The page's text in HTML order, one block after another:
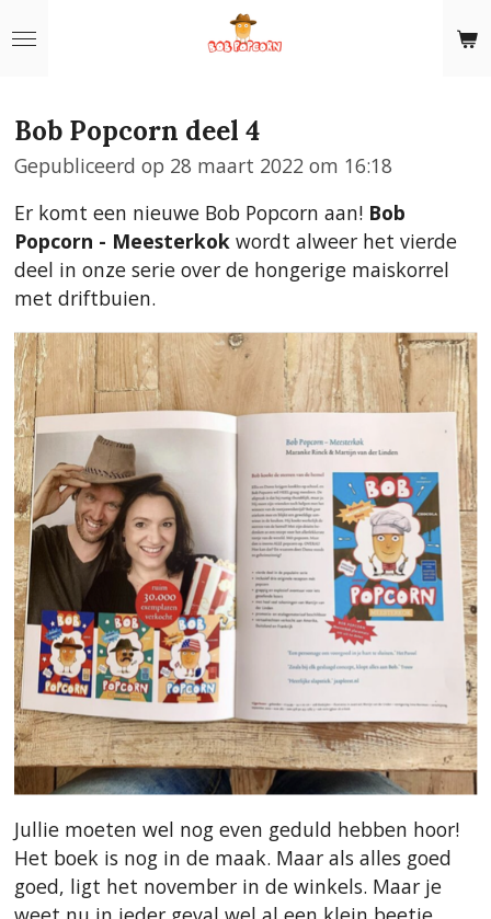
direct
hoofdinhoud
Bob Popcorn deel 4
Gepubliceerd op 28 maart 2022 om 16:18
Er komt een nieuwe Bob Popcorn aan! Bob
Popcorn - Meesterkokwordt alweer het vierde
deel in onze serie over de hongerige maiskorrel
met driftbuien.
Jullie moeten wel nog even geduld hebben hoor!
Het boek is nog in de maak. Maar als alles goed
goed, ligt het november in de winkels. Maar je